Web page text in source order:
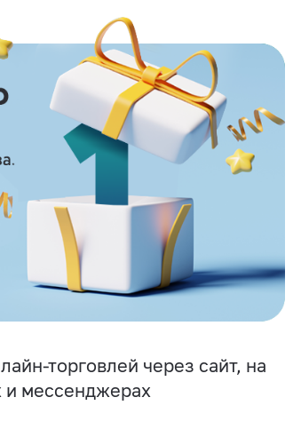
торговлей через сайт, на
и мессенджерах